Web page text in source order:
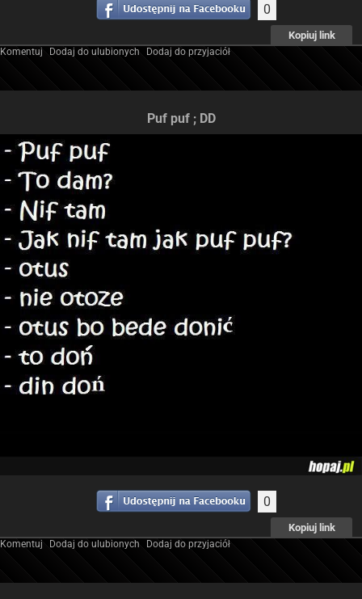
0
Kopiuj link
Komentuj Dodaj do ulubionych Dodaj do przyjaciół
Puf puf ; DD
0
Kopiuj link
Komentuj Dodaj do ulubionych Dodaj do przyjaciół